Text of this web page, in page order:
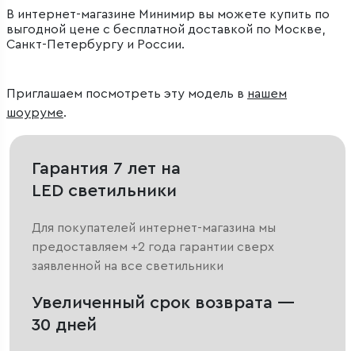
В интернет-магазине Минимир вы можете купить по
выгодной цене с бесплатной доставкой по Москве,
Санкт-Петербургу и России.
Приглашаем посмотреть эту модель в нашем
шоуруме.
Гарантия 7 лет на
LED светильники
Для покупателей интернет-магазина мы
предоставляем +2 года гарантии сверх
заявленной на все светильники
Увеличенный срок возврата —
30 дней